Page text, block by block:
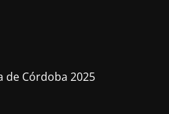
de Córdoba 2025